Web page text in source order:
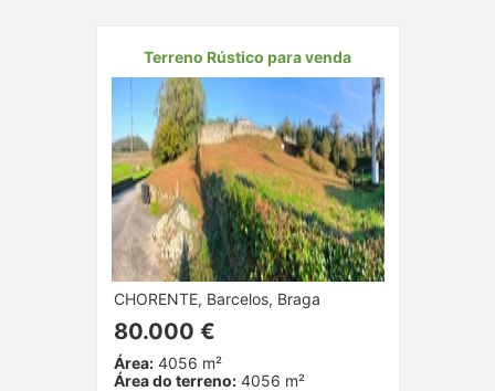
Terreno Rústico para venda
CHORENTE, Barcelos, Braga
80.000 €
Área:4056 m²
Área do terreno:4056 m²